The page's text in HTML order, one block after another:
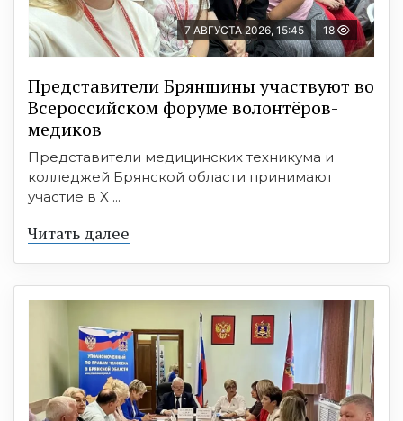
7 АВГУСТА 2026, 15:45 18
Представители Брянщины участвуют во
Всероссийском форуме волонтёров-
медиков
Представители медицинских техникума и
колледжей Брянской области принимают
участие в X ...
Читать далее